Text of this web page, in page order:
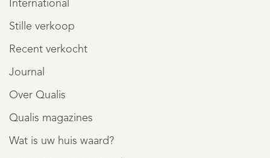
International
Stille verkoop
Recent verkocht
Journal
Over Qualis
Qualis magazines
Wat is uw huis waard?